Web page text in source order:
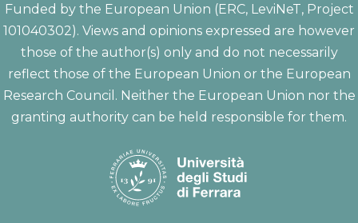
Funded by the European Union (ERC, LeviNeT, Project
101040302). Views and opinions expressed are however
those of the author(s) only and do not necessarily
reflect those of the European Union or the European
Research Council. Neither the European Union nor the
granting authority can be held responsible for them.